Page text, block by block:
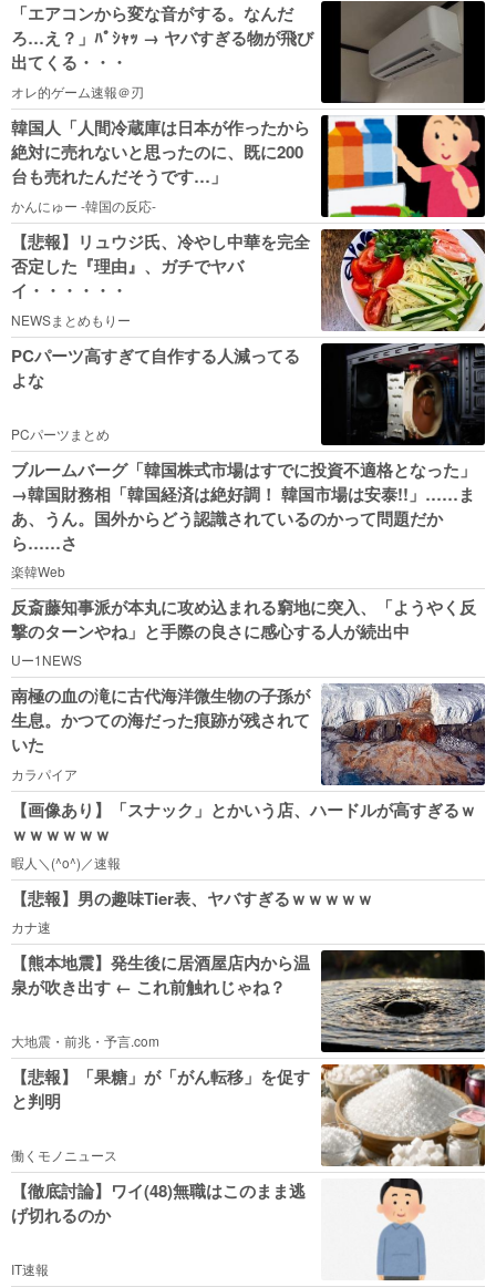
「エアコンから変な音がする。なんだ
ろ…え？」ﾊﾟｼｬｯ → ヤバすぎる物が飛び
出てくる・・・
オレ的ゲーム速報＠刃
韓国人「人間冷蔵庫は日本が作ったから
絶対に売れないと思ったのに、既に200
台も売れたんだそうです…」
かんにゅー -韓国の反応-
【悲報】リュウジ氏、冷やし中華を完全
否定した『理由』、ガチでヤバ
イ・・・・・・
NEWSまとめもりー
PCパーツ高すぎて自作する人減ってる
よな
PCパーツまとめ
ブルームバーグ「韓国株式市場はすでに投資不適格となった」
→韓国財務相「韓国経済は絶好調！ 韓国市場は安泰!!」……ま
あ、うん。国外からどう認識されているのかって問題だか
ら……さ
楽韓Web
反斎藤知事派が本丸に攻め込まれる窮地に突入、「ようやく反
撃のターンやね」と手際の良さに感心する人が続出中
Uー1NEWS
南極の血の滝に古代海洋微生物の子孫が
生息。かつての海だった痕跡が残されて
いた
カラパイア
【画像あり】「スナック」とかいう店、ハードルが高すぎるｗ
ｗｗｗｗｗｗ
暇人＼(^o^)／速報
【悲報】男の趣味Tier表、ヤバすぎるｗｗｗｗｗ
カナ速
【熊本地震】発生後に居酒屋店内から温
泉が吹き出す ← これ前触れじゃね？
大地震・前兆・予言.com
【悲報】「果糖」が「がん転移」を促す
と判明
働くモノニュース
【徹底討論】ワイ(48)無職はこのまま逃
げ切れるのか
IT速報